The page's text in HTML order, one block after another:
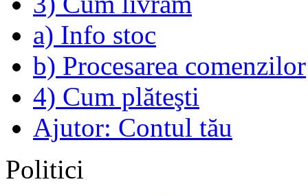
a) Info stoc
b) Procesarea comenzilor
4) Cum plăteşti
Ajutor: Contul tău
Politici